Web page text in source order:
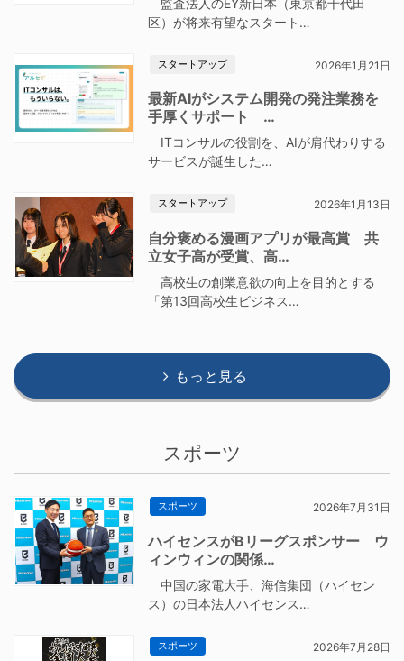
監査法人のEY新日本（東京都千代田
区）が将来有望なスタート…
スタートアップ 2026年1月21日
最新AIがシステム開発の発注業務を
手厚くサポート …
ITコンサルの役割を、AIが肩代わりする
サービスが誕生した…
スタートアップ 2026年1月13日
自分褒める漫画アプリが最高賞 共
立女子高が受賞、高…
高校生の創業意欲の向上を目的とする
「第13回高校生ビジネス…
もっと見る
スポーツ
スポーツ 2026年7月31日
ハイセンスがBリーグスポンサー ウ
ィンウィンの関係…
中国の家電大手、海信集団（ハイセン
ス）の日本法人ハイセンス…
スポーツ 2026年7月28日